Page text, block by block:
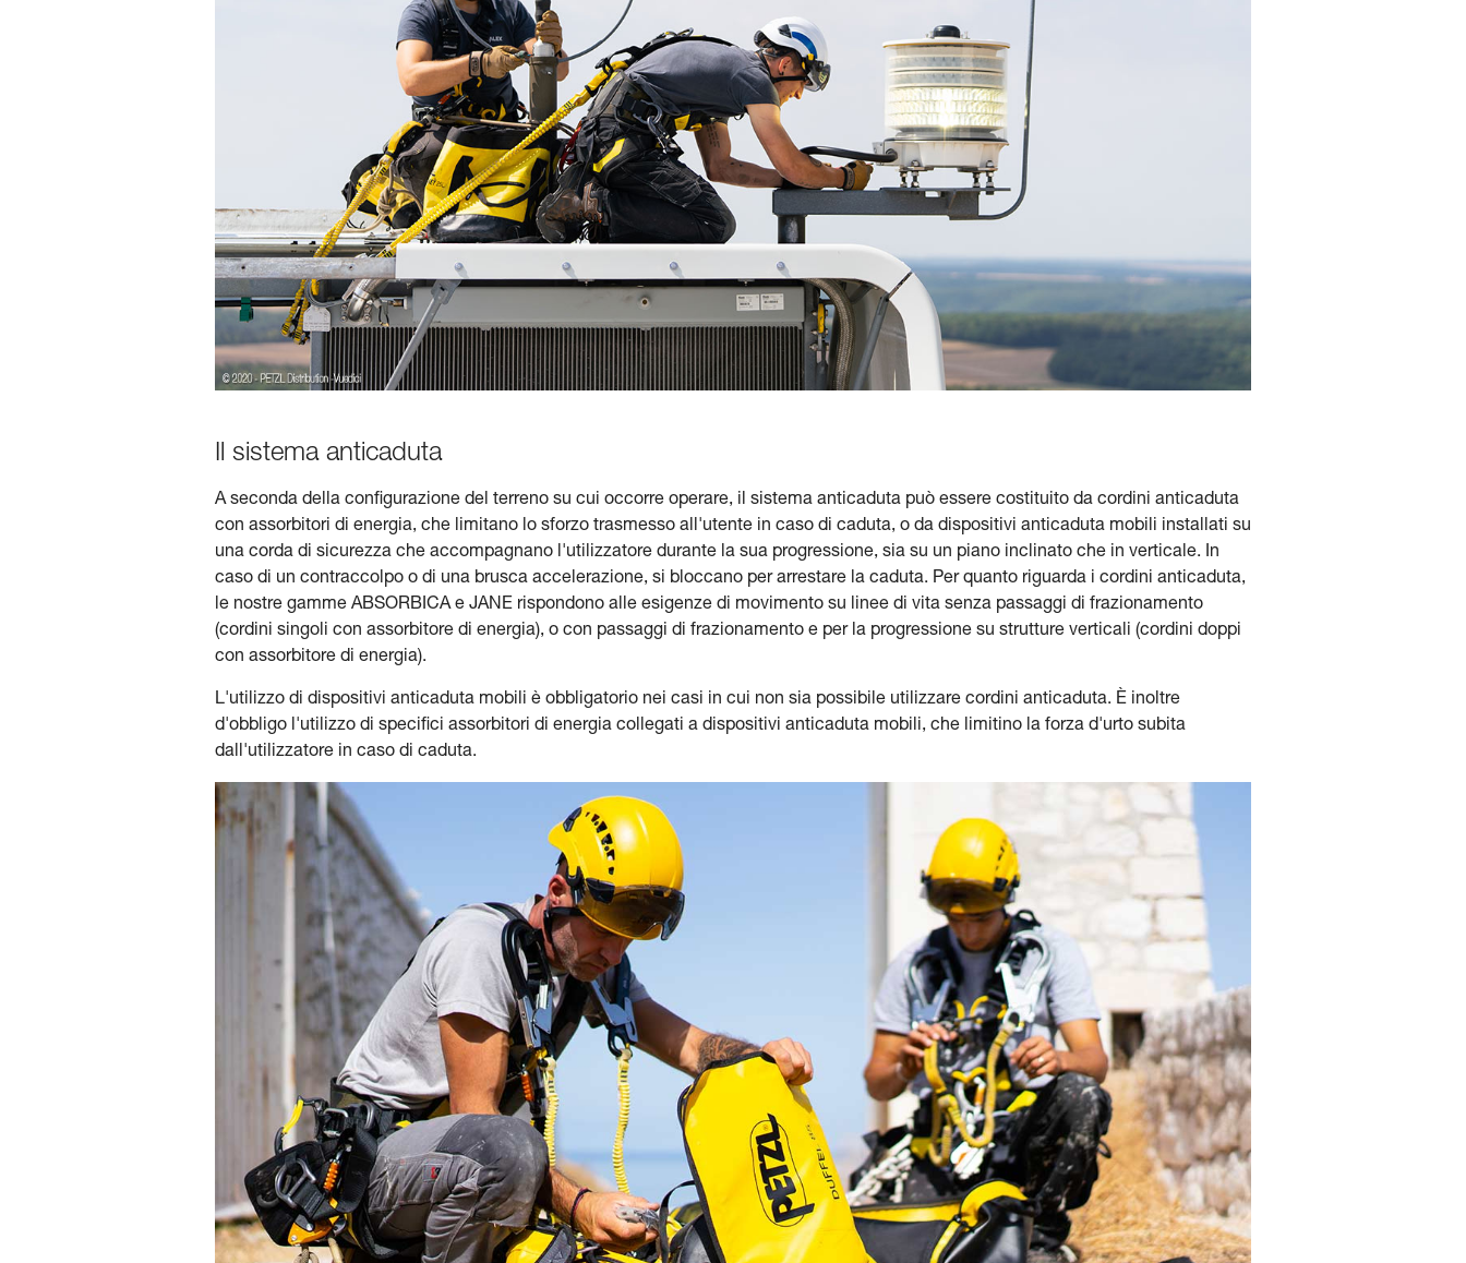
Il sistema anticaduta
A seconda della configurazione del terreno su cui occorre operare, il sistema anticaduta può essere costituito da cordini anticaduta
con assorbitori di energia, che limitano lo sforzo trasmesso all'utente in caso di caduta, o da dispositivi anticaduta mobili installati su
una corda di sicurezza che accompagnano l'utilizzatore durante la sua progressione, sia su un piano inclinato che in verticale. In
caso di un contraccolpo o di una brusca accelerazione, si bloccano per arrestare la caduta. Per quanto riguarda i cordini anticaduta,
le nostre gamme ABSORBICA e JANE rispondono alle esigenze di movimento su linee di vita senza passaggi di frazionamento
(cordini singoli con assorbitore di energia), o con passaggi di frazionamento e per la progressione su strutture verticali (cordini doppi
con assorbitore di energia).
L'utilizzo di dispositivi anticaduta mobili è obbligatorio nei casi in cui non sia possibile utilizzare cordini anticaduta. È inoltre
d'obbligo l'utilizzo di specifici assorbitori di energia collegati a dispositivi anticaduta mobili, che limitino la forza d'urto subita
dall'utilizzatore in caso di caduta.